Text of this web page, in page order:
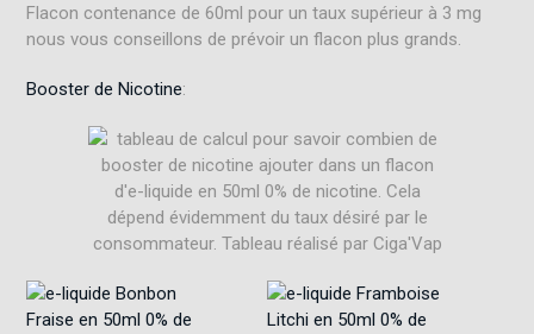
Flacon contenance de 60ml pour un taux supérieur à 3 mg
nous vous conseillons de prévoir un flacon plus grands.
Booster de Nicotine: